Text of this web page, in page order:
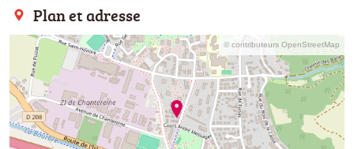
Plan et adresse
© contributeurs OpenStreetMap